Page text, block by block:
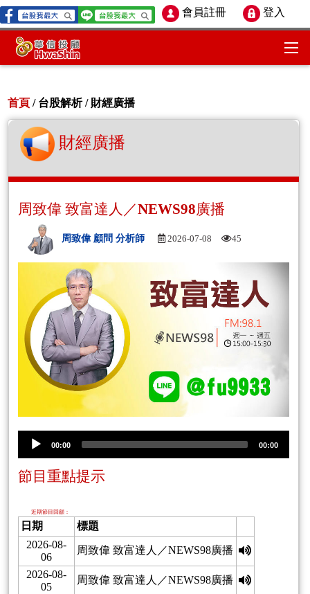
會員註冊 登入
首頁 / 台股解析 / 財經廣播
財經廣播
周致偉 致富達人／NEWS98廣播
周致偉 顧問 分析師 2026-07-08 45
00:00 00:00
節目重點提示
近期節目回顧：
日期
標題
2026-08-
06
周致偉 致富達人／NEWS98廣播
2026-08-
05
周致偉 致富達人／NEWS98廣播